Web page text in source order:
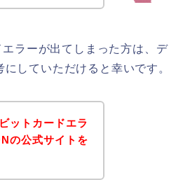
ラーが出てしまった方は、デ
していただけると幸いです。
ットカードエラ
の公式サイトを